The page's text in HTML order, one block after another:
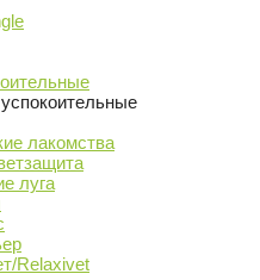
лакомства
луга
Relaxivet